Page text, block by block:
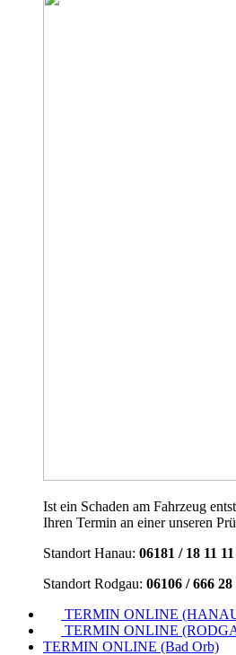
Ist ein Schaden am Fahrzeug
Ihren Termin an einer unseren
Standort Hanau: 06181 / 18 11 11
Standort Rodgau: 06106 / 666 28
TERMIN ONLINE
TERMIN ONLINE
TERMIN ONLINE (Bad Orb)